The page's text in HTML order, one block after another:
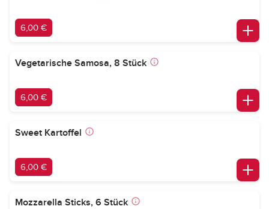
6,00 €
Vegetarische Samosa, 8 Stück
6,00 €
Sweet Kartoffel
6,00 €
Mozzarella Sticks, 6 Stück